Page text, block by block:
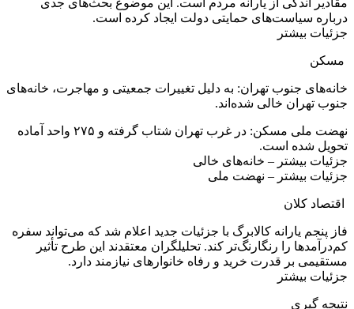
مقادیر اندکی از یارانه مردم است. این موضوع بحث‌های جدی
درباره سیاست‌های حمایتی دولت ایجاد کرده است.
جزئیات بیشتر
مسکن
خانه‌های جنوب تهران: به دلیل تغییرات جمعیتی و مهاجرت، خانه‌های
جنوب تهران خالی شده‌اند.
نهضت ملی مسکن: در غرب تهران شتاب گرفته و ۲۷۵ واحد آماده
تحویل شده است.
جزئیات بیشتر – خانه‌های خالی
جزئیات بیشتر – نهضت ملی
اقتصاد کلان
فاز پنجم یارانه کالابرگ با جزئیات جدید اعلام شد که می‌تواند سفره
کم‌درآمدها را رنگارنگ‌تر کند. تحلیلگران معتقدند این طرح تأثیر
مستقیمی بر قدرت خرید و رفاه خانوارهای نیازمند دارد.
جزئیات بیشتر
نتیجه گیری